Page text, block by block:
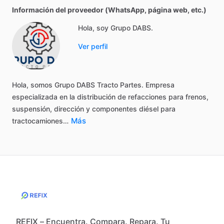
Información del proveedor (WhatsApp, página web, etc.)
Hola, soy Grupo DABS.
Ver perfil
Hola, somos Grupo DABS Tracto Partes. Empresa
especializada en la distribución de refacciones para frenos,
suspensión, dirección y componentes diésel para
tractocamiones… Más
REFIX – Encuentra. Compara. Repara. Tu